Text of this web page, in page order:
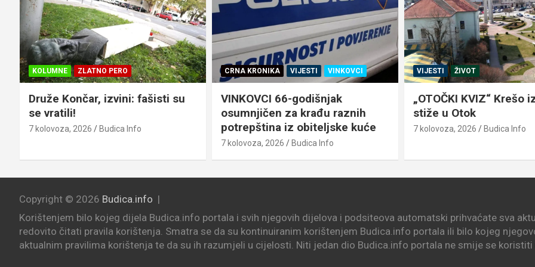
CRNA KRONIKA VIJESTI VINKOVCI
VINKOVCI 66-godišnjak
osumnjičen za krađu raznih
potrepština iz obiteljske kuće
VIJESTI ŽIVOT
„OTOČKI KVIZ“ Krešo iz Potjere
stiže u Otok
7 kolovoza, 2026 Budica Info
TEMA DANA VIJESTI
Znate li koliko vam
spremnik uzme od
VSŽ među
Copyright © 2026 Budica.info
Korištenjem bilo kojeg dijela Budica.info portala i svih njegovih dijelova i podsiteova automatski prihvaćate sva
redovito čitati pravila korištenja. Smatra se da su kontinuiranim korištenjem Budica.info portala ili bilo kojeg
aktualnim pravilima korištenja te da su ih razumjeli u cijelosti. Niti jedan dio Budica.info portala ne smije se